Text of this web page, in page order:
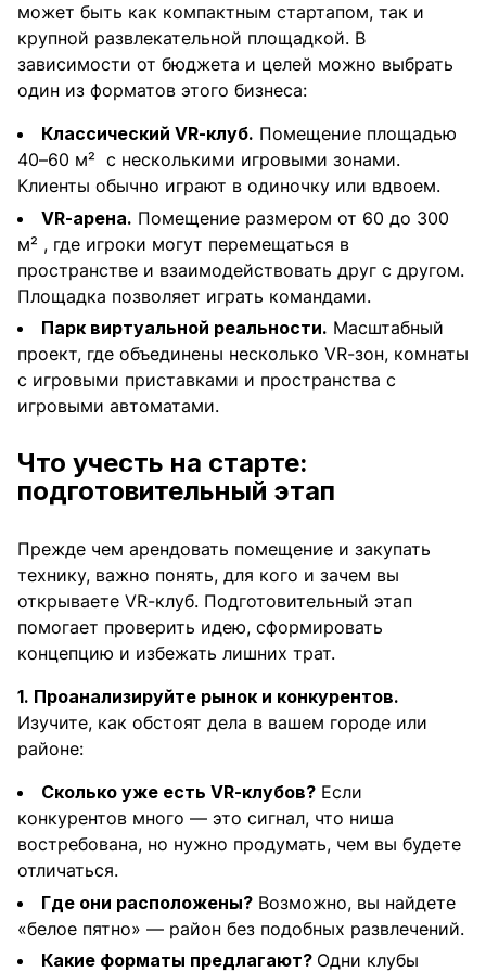
может быть как компактным стартапом, так и
крупной развлекательной площадкой. В
зависимости от бюджета и целей можно выбрать
один из форматов этого бизнеса:
Классический VR-клуб. Помещение площадью
40–60 м² с несколькими игровыми зонами.
Клиенты обычно играют в одиночку или вдвоем.
VR-арена. Помещение размером от 60 до 300
м² , где игроки могут перемещаться в
пространстве и взаимодействовать друг с другом.
Площадка позволяет играть командами.
Парк виртуальной реальности. Масштабный
проект, где объединены несколько VR-зон, комнаты
с игровыми приставками и пространства с
игровыми автоматами.
Что учесть на старте:
подготовительный этап
Прежде чем арендовать помещение и закупать
технику, важно понять, для кого и зачем вы
открываете VR-клуб. Подготовительный этап
помогает проверить идею, сформировать
концепцию и избежать лишних трат.
1. Проанализируйте рынок и конкурентов.
Изучите, как обстоят дела в вашем городе или
районе:
Сколько уже есть VR-клубов? Если
конкурентов много — это сигнал, что ниша
востребована, но нужно продумать, чем вы будете
отличаться.
Где они расположены? Возможно, вы найдете
«белое пятно» — район без подобных развлечений.
Какие форматы предлагают? Одни клубы